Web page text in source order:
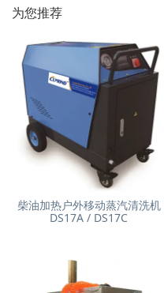
为您推荐
柴油加热户外移动蒸汽清洗机
DS17A / DS17C